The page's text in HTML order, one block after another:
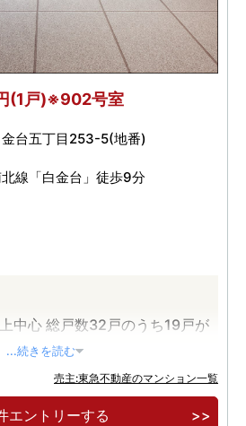
(1戸)※902号室
台五丁目253-5(地番)
線「白金台」徒歩9分
中心 総戸数32戸のうち19戸が
京メトロ南北線の2路線が利用
...続きを読む
売主:東急不動産のマンション一覧
エントリーする